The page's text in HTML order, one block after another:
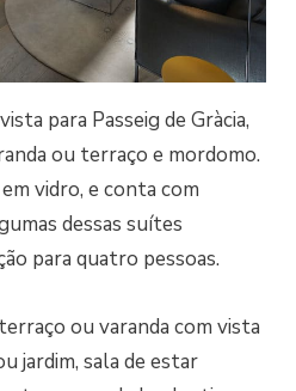
para Passeig de Gràcia,
ou terraço e mordomo.
vidro, e conta com
dessas suítes
para quatro pessoas.
ou varanda com vista
jardim, sala de estar